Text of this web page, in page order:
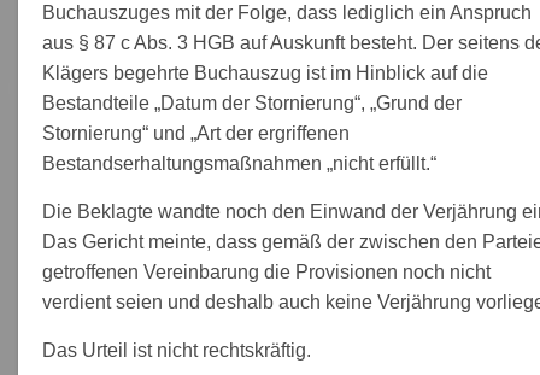
Buchauszuges mit der Folge, dass lediglich ein Anspruch
aus § 87 c Abs. 3 HGB auf Auskunft besteht. Der seitens
Klägers begehrte Buchauszug ist im Hinblick auf die
Bestandteile „Datum der Stornierung“, „Grund der
Stornierung“ und „Art der ergriffenen
Bestandserhaltungsmaßnahmen „nicht erfüllt.“
Die Beklagte wandte noch den Einwand der Verjährung
Das Gericht meinte, dass gemäß der zwischen den
getroffenen Vereinbarung die Provisionen noch nicht
verdient seien und deshalb auch keine Verjährung
Das Urteil ist nicht rechtskräftig.